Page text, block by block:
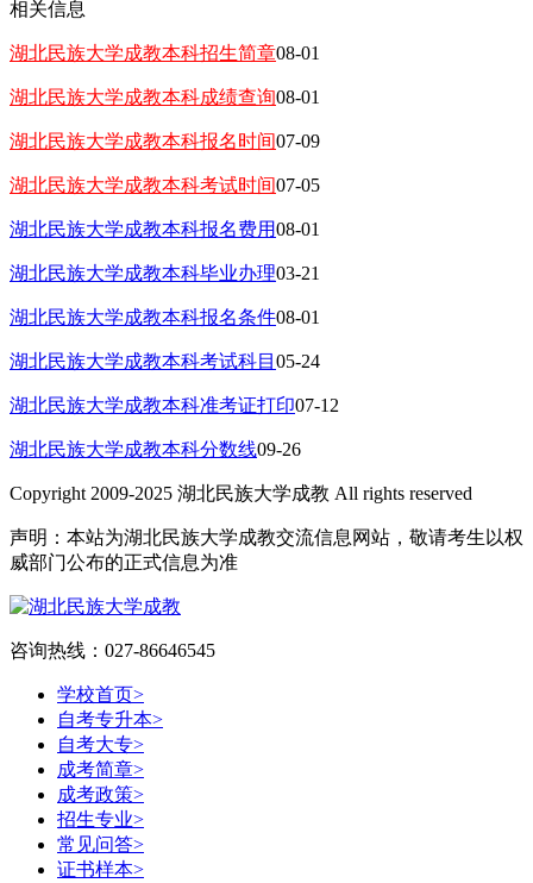
相关信息
湖北民族大学成教本科招生简章08-01
湖北民族大学成教本科成绩查询08-01
湖北民族大学成教本科报名时间07-09
湖北民族大学成教本科考试时间07-05
湖北民族大学成教本科报名费用08-01
湖北民族大学成教本科毕业办理03-21
湖北民族大学成教本科报名条件08-01
湖北民族大学成教本科考试科目 05-24
湖北民族大学成教本科准考证打印07-12
湖北民族大学成教本科分数线09-26
Copyright 2009-2025 湖北民族大学成教 All rights reserved
声明：本站为湖北民族大学成教交流信息网站，敬请考生以权
威部门公布的正式信息为准
咨询热线：027-86646545
学校首页>
自考专升本>
自考大专>
成考简章>
成考政策>
招生专业>
常见问答>
证书样本>